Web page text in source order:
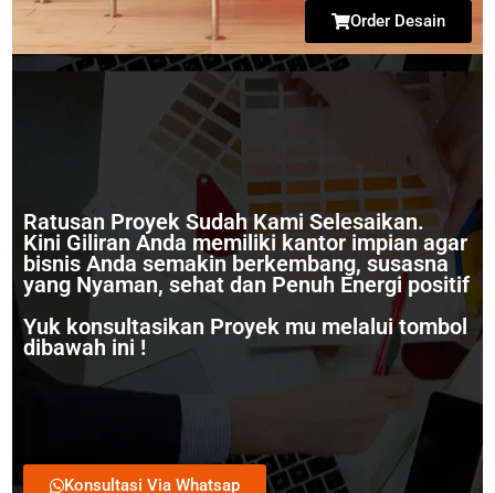
Order Desain
Ratusan Proyek Sudah Kami Selesaikan.
Kini Giliran Anda memiliki kantor impian agar
bisnis Anda semakin berkembang, susasna
yang Nyaman, sehat dan Penuh Energi positif
Yuk konsultasikan Proyek mu melalui tombol
dibawah ini !
Konsultasi Via Whatsap